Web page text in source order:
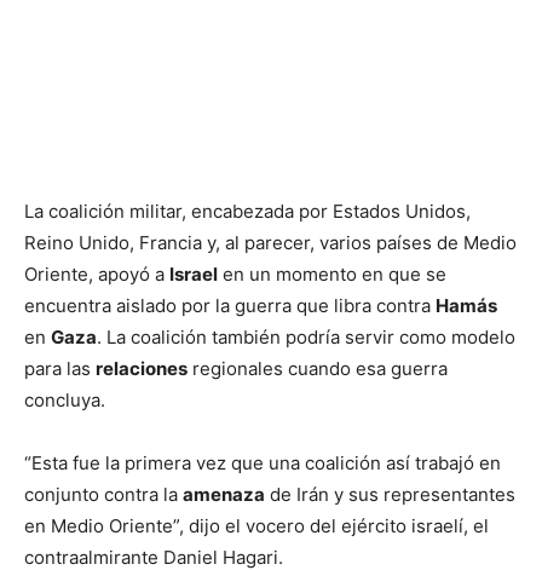
La coalición militar, encabezada por Estados Unidos,
Reino Unido, Francia y, al parecer, varios países de Medio
Oriente, apoyó a Israel en un momento en que se
encuentra aislado por la guerra que libra contra Hamás
en Gaza. La coalición también podría servir como modelo
para las relaciones regionales cuando esa guerra
concluya.
“Esta fue la primera vez que una coalición así trabajó en
conjunto contra la amenaza de Irán y sus representantes
en Medio Oriente”, dijo el vocero del ejército israelí, el
contraalmirante Daniel Hagari.